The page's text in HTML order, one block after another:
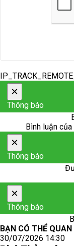
×
Thông báo
Bình luận
×
Thông báo
×
Thông báo
BẠN CÓ THỂ
30/07/2026 14:30